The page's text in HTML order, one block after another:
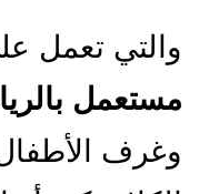
والتي تعمل
مستعمل
وغرف